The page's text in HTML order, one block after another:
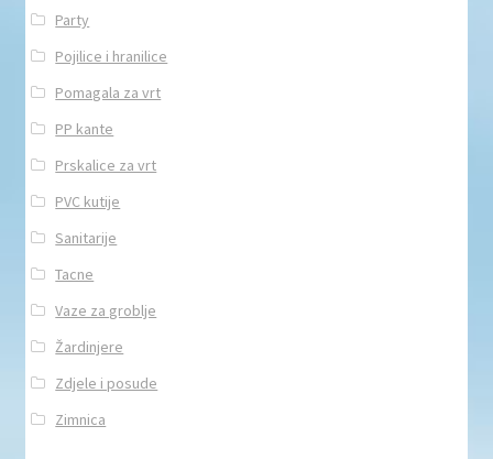
Party
Pojilice i hranilice
Pomagala za vrt
PP kante
Prskalice za vrt
PVC kutije
Sanitarije
Tacne
Vaze za groblje
Žardinjere
Zdjele i posude
Zimnica